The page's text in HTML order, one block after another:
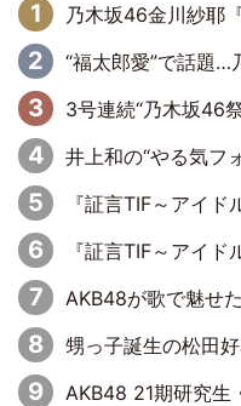
乃木坂46金川紗耶『
“福太郎愛”で話題…乃木坂46一ノ瀬
3号連続“乃木坂46祭り” ラストを飾るのは賀
井上和の“やる気フォント”にも
『証言TIF～アイドル戦国時代とはなんだったのか～』第6回：でんぱ組.inc・古川
『証言TIF～アイドル戦国時代とはなんだったのか～』第11回：私立恵比寿中
AKB48が歌で魅せた新公演『
甥っ子誕生の松田好花、京都で“ふたつの
AKB48 21期研究生・